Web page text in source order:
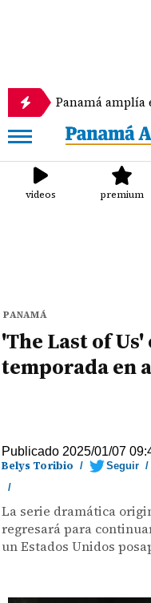
amplía efuerzos
videos premium
PANAMÁ
'The Last of
temporada en
Publicado 2025/01/07
Belys Toribio / Seguir /
/
La serie dramática
regresará para
un Estados Unidos